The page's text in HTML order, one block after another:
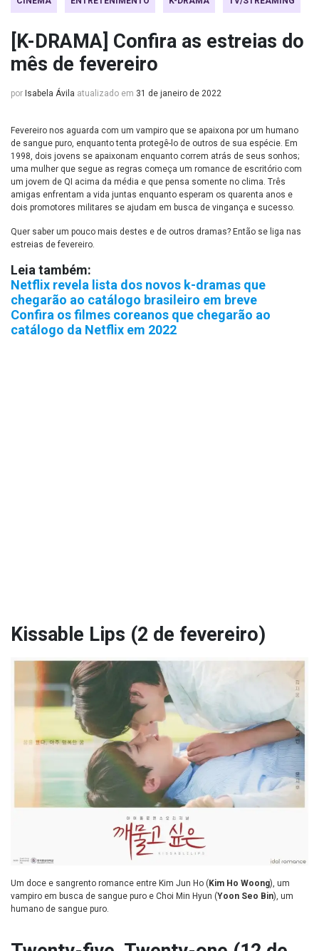
[K-DRAMA] Confira as estreias do
mês de fevereiro
por Isabela Ávila atualizado em 31 de janeiro de 2022
Fevereiro nos aguarda com um vampiro que se apaixona por um humano
de sangue puro, enquanto tenta protegê-lo de outros de sua espécie. Em
1998, dois jovens se apaixonam enquanto correm atrás de seus sonhos;
uma mulher que segue as regras começa um romance de escritório com
um jovem de QI acima da média e que pensa somente no clima. Três
amigas enfrentam a vida juntas enquanto esperam os quarenta anos e
dois promotores militares se ajudam em busca de vingança e sucesso.
Quer saber um pouco mais destes e de outros dramas? Então se liga nas
estreias de fevereiro.
Leia também:
Netflix revela lista dos novos k-dramas que
chegarão ao catálogo brasileiro em breve
Confira os filmes coreanos que chegarão ao
catálogo da Netflix em 2022
Kissable Lips (2 de fevereiro)
Um doce e sangrento romance entre Kim Jun Ho ( Kim Ho Woong), um
vampiro em busca de sangue puro e Choi Min Hyun (Yoon Seo Bin), um
humano de sangue puro.